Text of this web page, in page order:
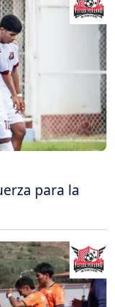
para la